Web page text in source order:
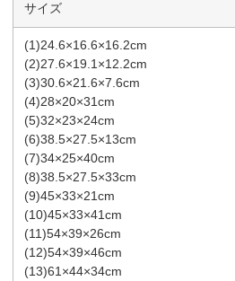
サイズ
(1)24.6×16.6×16.2cm
(2)27.6×19.1×12.2cm
(3)30.6×21.6×7.6cm
(4)28×20×31cm
(5)32×23×24cm
(6)38.5×27.5×13cm
(7)34×25×40cm
(8)38.5×27.5×33cm
(9)45×33×21cm
(10)45×33×41cm
(11)54×39×26cm
(12)54×39×46cm
(13)61×44×34cm